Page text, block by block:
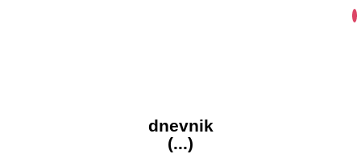
dnevnik
(...)